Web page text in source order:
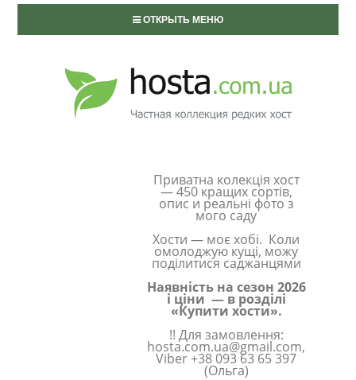
ОТКРЫТЬ МЕНЮ
Приватна колекція хост
— 450 кращих сортів,
опис и реальні фото з
мого саду
Хости — моє хобі. Коли
омолоджую кущі, можу
поділитися саджанцями
Наявність на сезон 2026
і ціни — в розділі
«Купити хости».
!! Для замовлення:
hosta.com.ua@gmail.com,
Viber +38 093 63 65 397
(Ольга)